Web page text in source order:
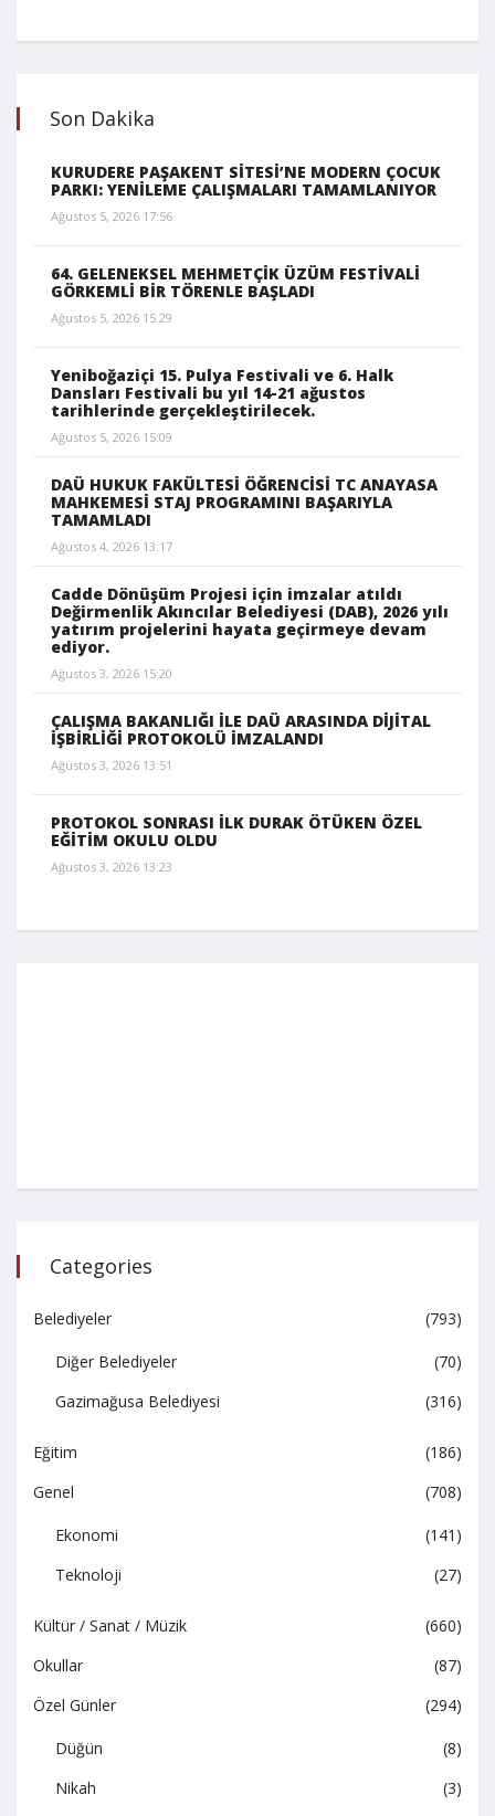
Son Dakika
KURUDERE PAŞAKENT SİTESİ’NE MODERN ÇOCUK
PARKI: YENİLEME ÇALIŞMALARI TAMAMLANIYOR
Ağustos 5, 2026 17:56
64. GELENEKSEL MEHMETÇİK ÜZÜM FESTİVALİ
GÖRKEMLİ BİR TÖRENLE BAŞLADI
Ağustos 5, 2026 15:29
Yeniboğaziçi 15. Pulya Festivali ve 6. Halk
Dansları Festivali bu yıl 14-21 ağustos
tarihlerinde gerçekleştirilecek.
Ağustos 5, 2026 15:09
DAÜ HUKUK FAKÜLTESİ ÖĞRENCİSİ TC ANAYASA
MAHKEMESİ STAJ PROGRAMINI BAŞARIYLA
TAMAMLADI
Ağustos 4, 2026 13:17
Cadde Dönüşüm Projesi için imzalar atıldı
Değirmenlik Akıncılar Belediyesi (DAB), 2026 yılı
yatırım projelerini hayata geçirmeye devam
ediyor.
Ağustos 3, 2026 15:20
ÇALIŞMA BAKANLIĞI İLE DAÜ ARASINDA DİJİTAL
İŞBİRLİĞİ PROTOKOLÜ İMZALANDI
Ağustos 3, 2026 13:51
PROTOKOL SONRASI İLK DURAK ÖTÜKEN ÖZEL
EĞİTİM OKULU OLDU
Ağustos 3, 2026 13:23
Categories
Belediyeler (793)
Diğer Belediyeler
(70)
Gazimağusa Belediyesi
(316)
Eğitim
(186)
Genel
(708)
Ekonomi
(141)
Teknoloji
(27)
Kültür / Sanat / Müzik
(660)
Okullar
(87)
Özel Günler
(294)
Düğün
(8)
Nikah
(3)